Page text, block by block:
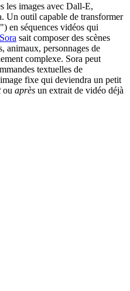
les images avec Dall-E,
Un outil capable de transformer
en séquences vidéos qui
Sora sait composer des scènes
animaux, personnages de
complexe. Sora peut
textuelles de
fixe qui deviendra un petit
ou après un extrait de vidéo déjà